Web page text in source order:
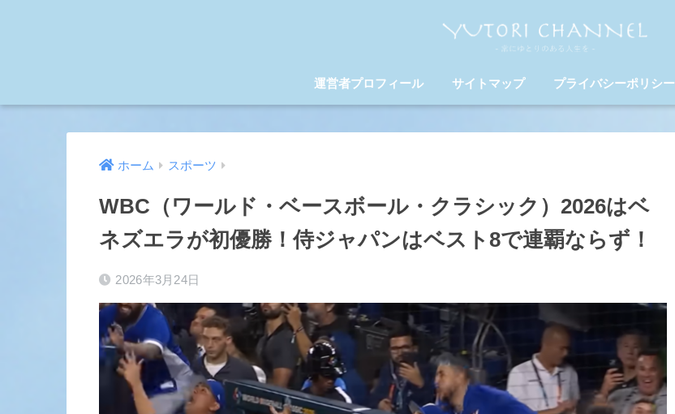
運営者プロフィール サイトマップ プライバシーポリシー
ホーム スポーツ
WBC（ワールド・ベースボール・クラシック）2026はベ
ネズエラが初優勝！侍ジャパンはベスト8で連覇ならず！
2026年3月24日